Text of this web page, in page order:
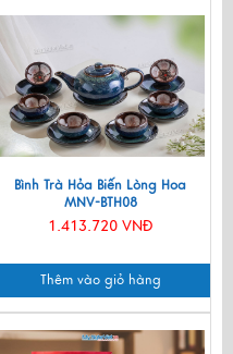
Bình Trà Hỏa Biến Lòng Hoa
MNV-BTH08
1.413.720 VNĐ
Thêm vào giỏ hàng